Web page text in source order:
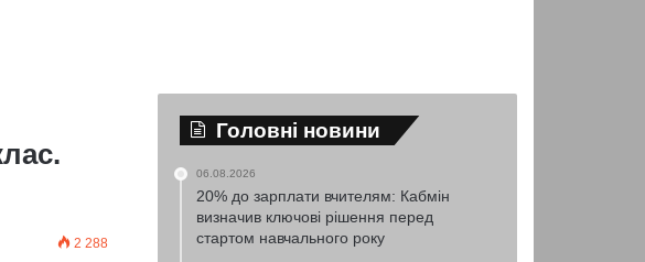
2 288
Головні новини
06.08.2026
20% до зарплати вчителям: Кабмін
визначив ключові рішення перед
стартом навчального року